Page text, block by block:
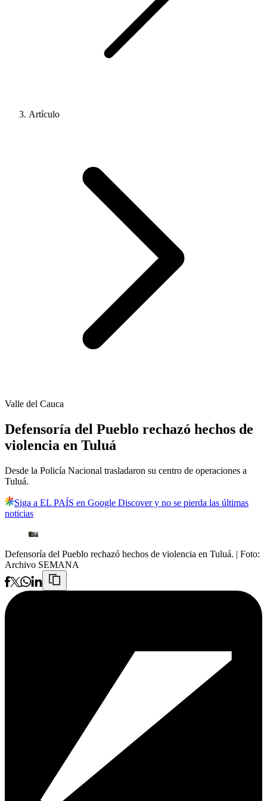
Artículo
Valle del Cauca
Defensoría del Pueblo rechazó hechos de
violencia en Tuluá
Desde la Policía Nacional trasladaron su centro de operaciones a
Tuluá.
Siga a EL PAÍS en Google Discover y no se pierda las últimas
noticias
Defensoría del Pueblo rechazó hechos de violencia en Tuluá. | Foto:
Archivo SEMANA